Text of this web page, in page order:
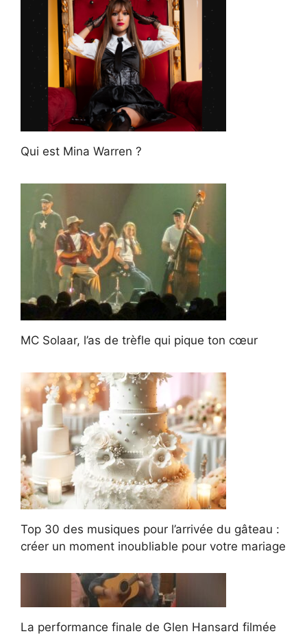
Qui est Mina Warren ?
MC Solaar, l’as de trèfle qui pique ton cœur
Top 30 des musiques pour l’arrivée du gâteau :
créer un moment inoubliable pour votre mariage
La performance finale de Glen Hansard filmée